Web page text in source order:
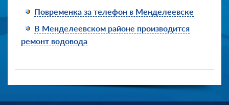
Повременка за телефон в Менделеевске
В Менделеевском районе производится
ремонт водовода